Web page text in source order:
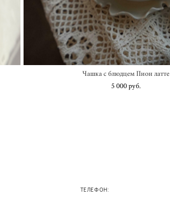
Чашка с блюдцем Пион латте
5 000 pуб.
ТЕЛЕФОН: